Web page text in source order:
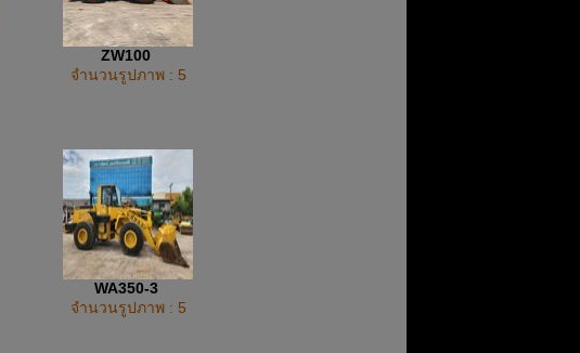
ZW100
จำนวนรูปภาพ : 5
WA350-3
จำนวนรูปภาพ : 5